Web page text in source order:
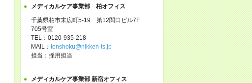
メディカルケア事業部 柏オフィス
千葉県柏市末広町5-19 第12関口ビル7F
705号室
TEL：0120-935-218
MAIL： tenshoku@nikken-ts.jp
担当：採用担当
メディカルケア事業部 新宿オフィス